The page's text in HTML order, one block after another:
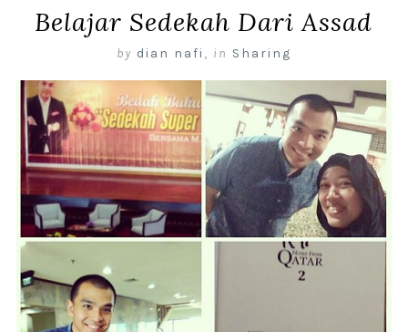
Belajar Sedekah Dari Assad
by dian nafi , in Sharing